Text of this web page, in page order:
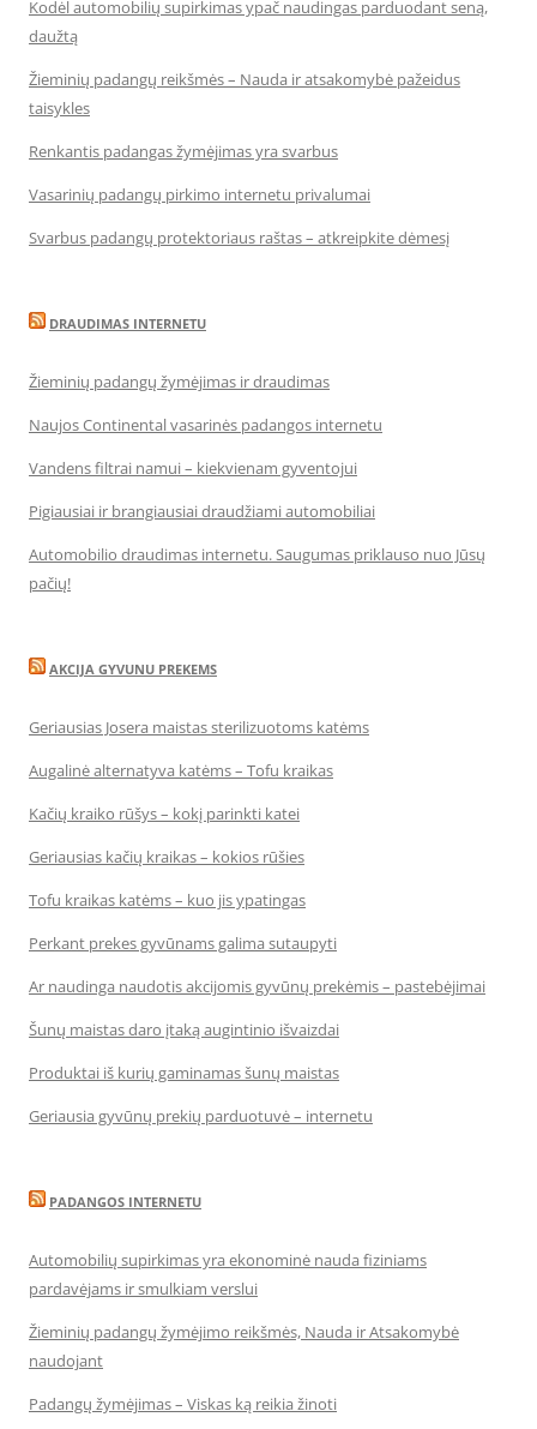
Kodėl automobilių supirkimas ypač naudingas parduodant seną,
daužtą
Žieminių padangų reikšmės – Nauda ir atsakomybė pažeidus
taisykles
Renkantis padangas žymėjimas yra svarbus
Vasarinių padangų pirkimo internetu privalumai
Svarbus padangų protektoriaus raštas – atkreipkite dėmesį
DRAUDIMAS INTERNETU
Žieminių padangų žymėjimas ir draudimas
Naujos Continental vasarinės padangos internetu
Vandens filtrai namui – kiekvienam gyventojui
Pigiausiai ir brangiausiai draudžiami automobiliai
Automobilio draudimas internetu. Saugumas priklauso nuo Jūsų
pačių!
AKCIJA GYVUNU PREKEMS
Geriausias Josera maistas sterilizuotoms katėms
Augalinė alternatyva katėms – Tofu kraikas
Kačių kraiko rūšys – kokį parinkti katei
Geriausias kačių kraikas – kokios rūšies
Tofu kraikas katėms – kuo jis ypatingas
Perkant prekes gyvūnams galima sutaupyti
Ar naudinga naudotis akcijomis gyvūnų prekėmis – pastebėjimai
Šunų maistas daro įtaką augintinio išvaizdai
Produktai iš kurių gaminamas šunų maistas
Geriausia gyvūnų prekių parduotuvė – internetu
PADANGOS INTERNETU
Automobilių supirkimas yra ekonominė nauda fiziniams
pardavėjams ir smulkiam verslui
Žieminių padangų žymėjimo reikšmės, Nauda ir Atsakomybė
naudojant
Padangų žymėjimas – Viskas ką reikia žinoti